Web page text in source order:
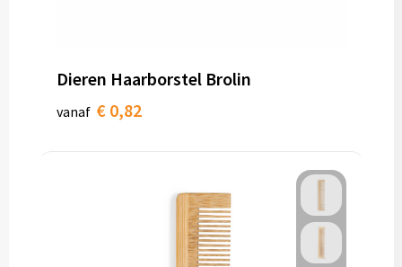
Dieren Haarborstel Brolin
vanaf € 0,82